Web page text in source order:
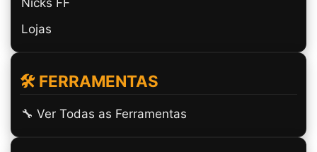
Lojas
🛠️ FERRAMENTAS
🔧 Ver Todas as Ferramentas